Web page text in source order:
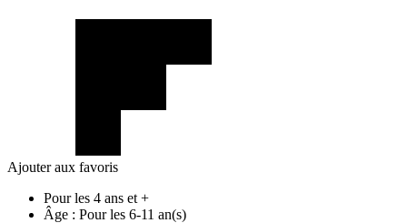
Ajouter aux favoris
Pour les 4 ans et +
Âge : Pour les 6-11 an(s)